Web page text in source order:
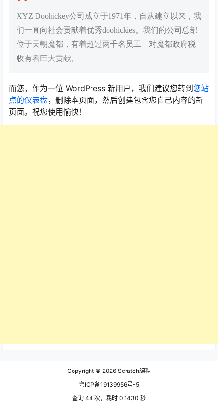
XYZ Doohickey公司成立于1971年，自从建立以来，我
们一直向社会贡献着优秀doohickies。我们的公司总部
位于天朝魔都，有着超过两千名员工，对魔都政府税
收有着巨大贡献。
而您，作为一位 WordPress 新用户，我们建议您转到 您站
点的仪表盘，删除本页面，然后创建包含您自己内容的新
页面。祝您使用愉快！
Copyright © 2026 Scratch编程
粤ICP备19139956号-5
查询 44 次，耗时 0.1430 秒